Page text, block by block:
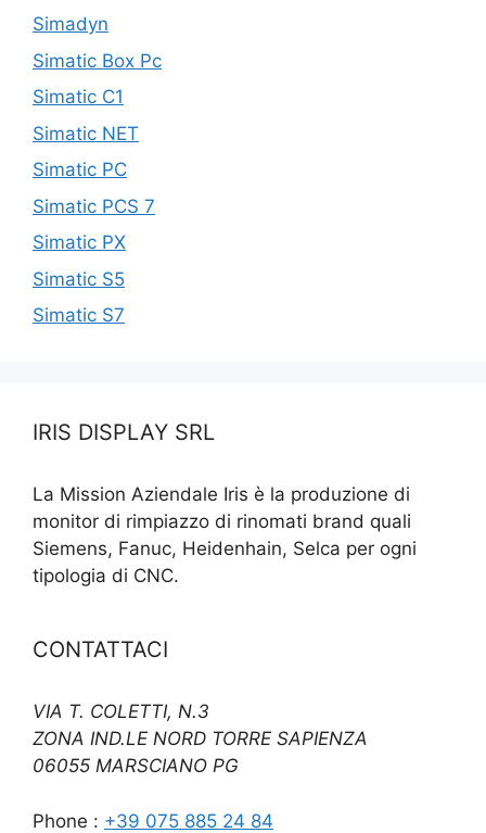
Simadyn
Simatic Box Pc
Simatic C1
Simatic NET
Simatic PC
Simatic PCS 7
Simatic PX
Simatic S5
Simatic S7
IRIS DISPLAY SRL
La Mission Aziendale Iris è la produzione di
monitor di rimpiazzo di rinomati brand quali
Siemens, Fanuc, Heidenhain, Selca per ogni
tipologia di CNC.
CONTATTACI
VIA T. COLETTI, N.3
ZONA IND.LE NORD TORRE SAPIENZA
06055 MARSCIANO PG
Phone : +39 075 885 24 84